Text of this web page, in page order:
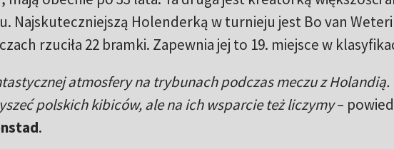
Najskuteczniejszą Holenderką w turnieju jest Bo van
rzuciła 22 bramki. Zapewnia jej to 19. miejsce w
atmosfery na trybunach podczas meczu z Holandią.
polskich kibiców, ale na ich wsparcie też liczymy–
.